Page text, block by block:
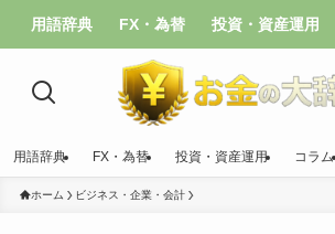
用語辞典 FX・為替 投資・資産運用
用語辞典 FX・為替 投資・資産運用 コラム
ホーム ビジネス・企業・会計